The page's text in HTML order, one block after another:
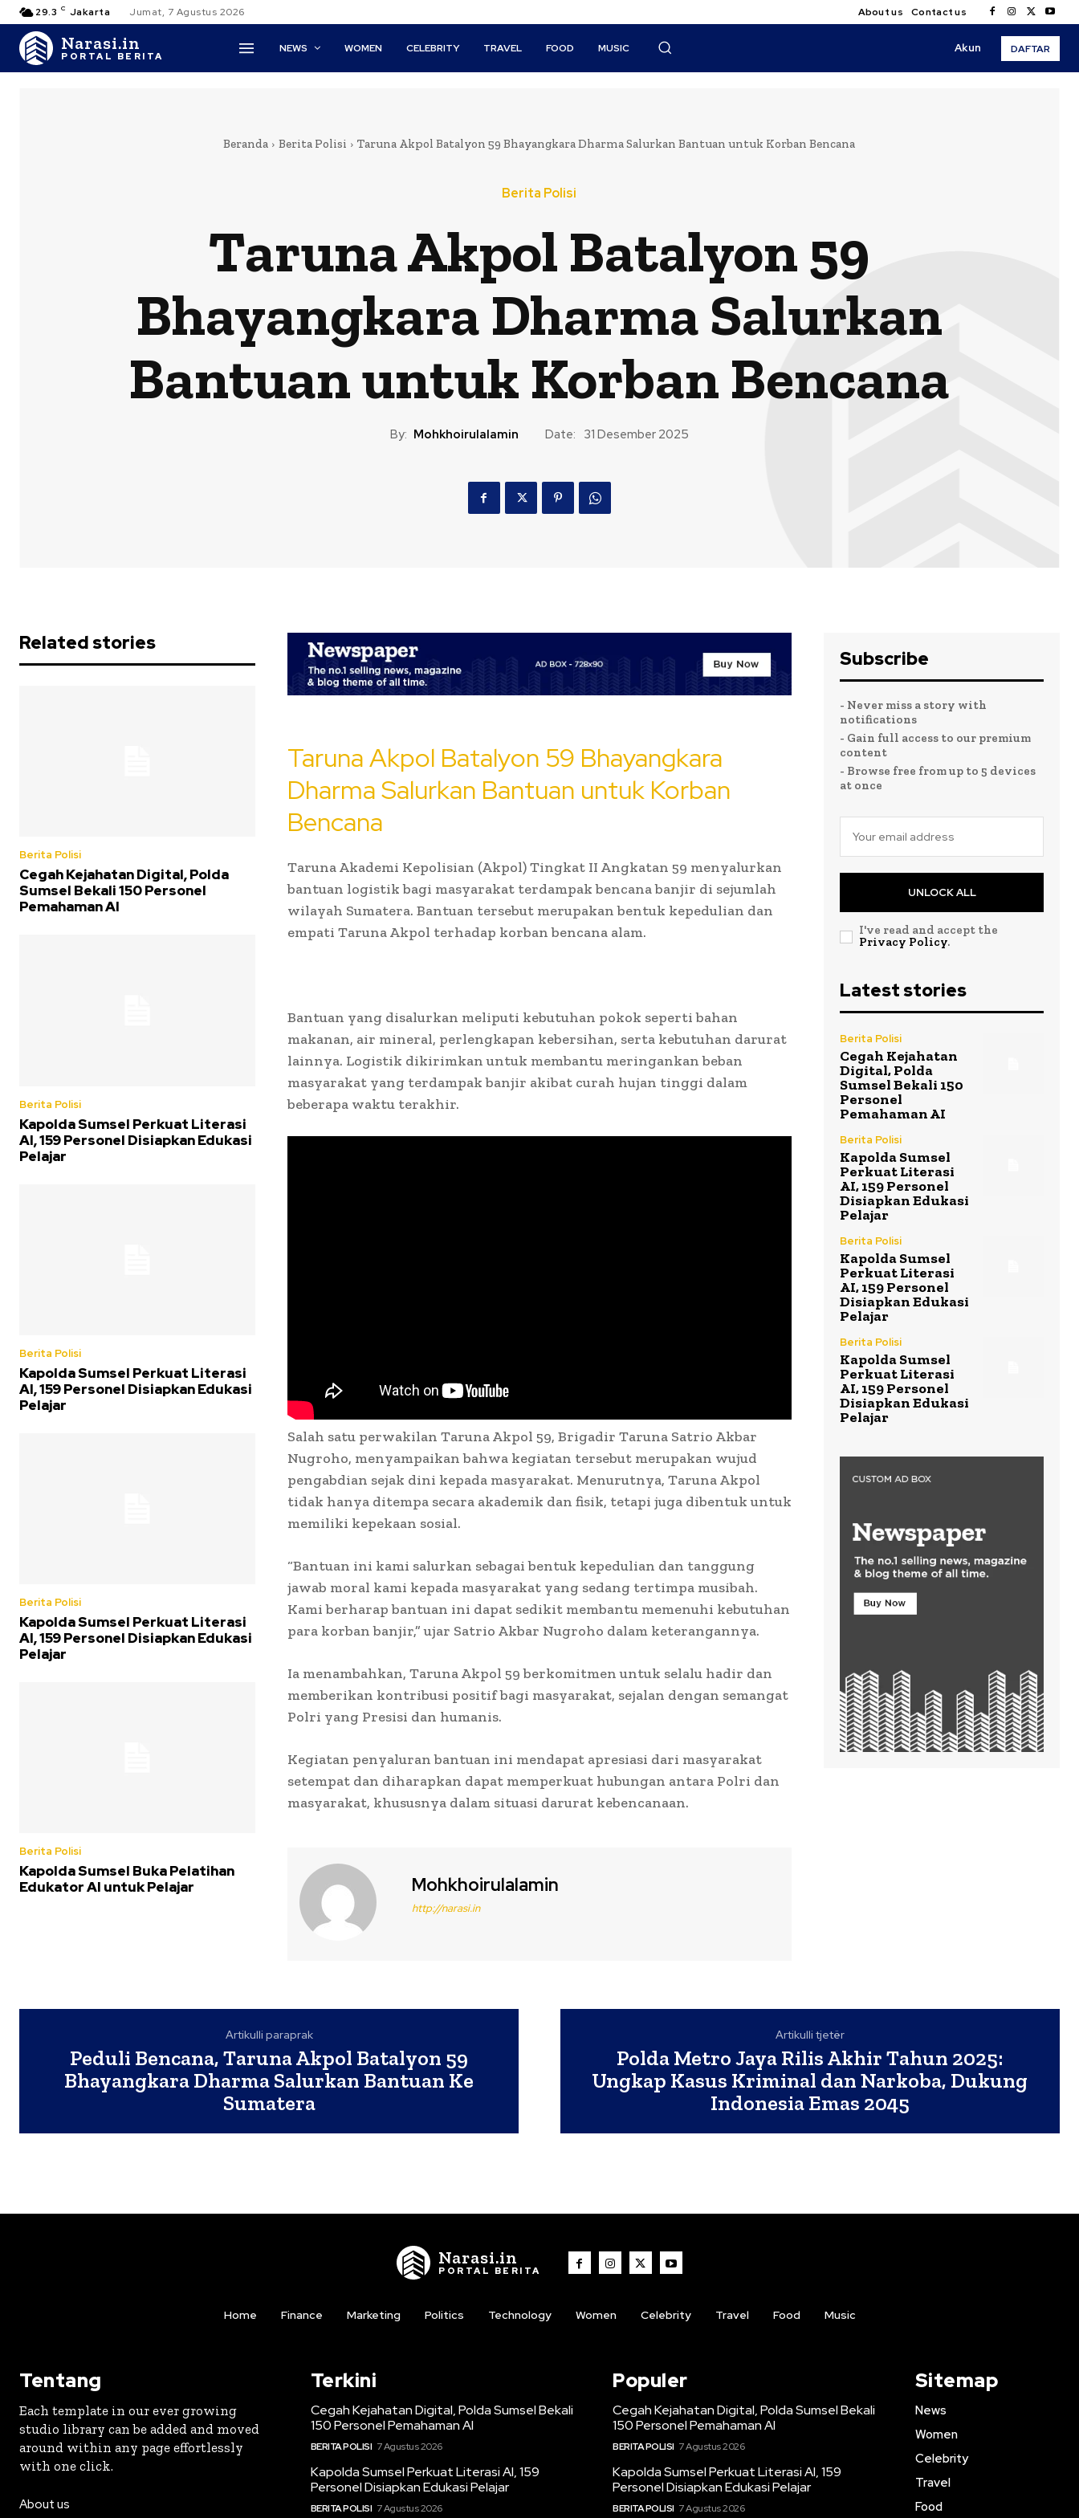
29.3 C Jakarta Jumat, 7 Agustus 2026 About us Contact us
Narasi.in
PORTAL BERITA
NEWS WOMEN CELEBRITY TRAVEL FOOD MUSIC Akun DAFTAR
Beranda Berita Polisi Taruna Akpol Batalyon 59 Bhayangkara Dharma Salurkan Bantuan untuk Korban Bencana
Berita Polisi
Taruna Akpol Batalyon 59
Bhayangkara Dharma Salurkan
Bantuan untuk Korban Bencana
By: Mohkhoirulalamin Date: 31 Desember 2025
Related stories
Berita Polisi
Cegah Kejahatan Digital, Polda
Sumsel Bekali 150 Personel
Pemahaman AI
Berita Polisi
Kapolda Sumsel Perkuat Literasi
AI, 159 Personel Disiapkan Edukasi
Pelajar
Berita Polisi
Kapolda Sumsel Perkuat Literasi
AI, 159 Personel Disiapkan Edukasi
Pelajar
Berita Polisi
Kapolda Sumsel Perkuat Literasi
AI, 159 Personel Disiapkan Edukasi
Pelajar
Berita Polisi
Kapolda Sumsel Buka Pelatihan
Edukator AI untuk Pelajar
Taruna Akpol Batalyon 59 Bhayangkara
Dharma Salurkan Bantuan untuk Korban
Bencana
Taruna Akademi Kepolisian (Akpol) Tingkat II Angkatan 59 menyalurkan
bantuan logistik bagi masyarakat terdampak bencana banjir di sejumlah
wilayah Sumatera. Bantuan tersebut merupakan bentuk kepedulian dan
empati Taruna Akpol terhadap korban bencana alam.
Bantuan yang disalurkan meliputi kebutuhan pokok seperti bahan
makanan, air mineral, perlengkapan kebersihan, serta kebutuhan darurat
lainnya. Logistik dikirimkan untuk membantu meringankan beban
masyarakat yang terdampak banjir akibat curah hujan tinggi dalam
beberapa waktu terakhir.
Salah satu perwakilan Taruna Akpol 59, Brigadir Taruna Satrio Akbar
Nugroho, menyampaikan bahwa kegiatan tersebut merupakan wujud
pengabdian sejak dini kepada masyarakat. Menurutnya, Taruna Akpol
tidak hanya ditempa secara akademik dan fisik, tetapi juga dibentuk untuk
memiliki kepekaan sosial.
“Bantuan ini kami salurkan sebagai bentuk kepedulian dan tanggung
jawab moral kami kepada masyarakat yang sedang tertimpa musibah.
Kami berharap bantuan ini dapat sedikit membantu memenuhi kebutuhan
para korban banjir,” ujar Satrio Akbar Nugroho dalam keterangannya.
Ia menambahkan, Taruna Akpol 59 berkomitmen untuk selalu hadir dan
memberikan kontribusi positif bagi masyarakat, sejalan dengan semangat
Polri yang Presisi dan humanis.
Kegiatan penyaluran bantuan ini mendapat apresiasi dari masyarakat
setempat dan diharapkan dapat memperkuat hubungan antara Polri dan
masyarakat, khususnya dalam situasi darurat kebencanaan.
Mohkhoirulalamin
http://narasi.in
Subscribe
- Never miss a story with
notifications
- Gain full access to our premium
content
- Browse free from up to 5 devices
at once
UNLOCK ALL
I've read and accept the
Privacy Policy.
Latest stories
Berita Polisi
Cegah Kejahatan
Digital, Polda
Sumsel Bekali 150
Personel
Pemahaman AI
Berita Polisi
Kapolda Sumsel
Perkuat Literasi
AI, 159 Personel
Disiapkan Edukasi
Pelajar
Berita Polisi
Kapolda Sumsel
Perkuat Literasi
AI, 159 Personel
Disiapkan Edukasi
Pelajar
Berita Polisi
Kapolda Sumsel
Perkuat Literasi
AI, 159 Personel
Disiapkan Edukasi
Pelajar
Artikulli paraprak
Peduli Bencana, Taruna Akpol Batalyon 59
Bhayangkara Dharma Salurkan Bantuan Ke
Sumatera
Artikulli tjetër
Polda Metro Jaya Rilis Akhir Tahun 2025:
Ungkap Kasus Kriminal dan Narkoba, Dukung
Indonesia Emas 2045
Narasi.in
PORTAL BERITA
Home Finance Marketing Politics Technology Women Celebrity Travel Food Music
Tentang
Each template in our ever growing
studio library can be added and moved
around within any page effortlessly
with one click.
About us
Terkini
Cegah Kejahatan Digital, Polda Sumsel Bekali
150 Personel Pemahaman AI
BERITA POLISI 7 Agustus 2026
Kapolda Sumsel Perkuat Literasi AI, 159
Personel Disiapkan Edukasi Pelajar
BERITA POLISI 7 Agustus 2026
Populer
Cegah Kejahatan Digital, Polda Sumsel Bekali
150 Personel Pemahaman AI
BERITA POLISI 7 Agustus 2026
Kapolda Sumsel Perkuat Literasi AI, 159
Personel Disiapkan Edukasi Pelajar
BERITA POLISI 7 Agustus 2026
Sitemap
News
Women
Celebrity
Travel
Food